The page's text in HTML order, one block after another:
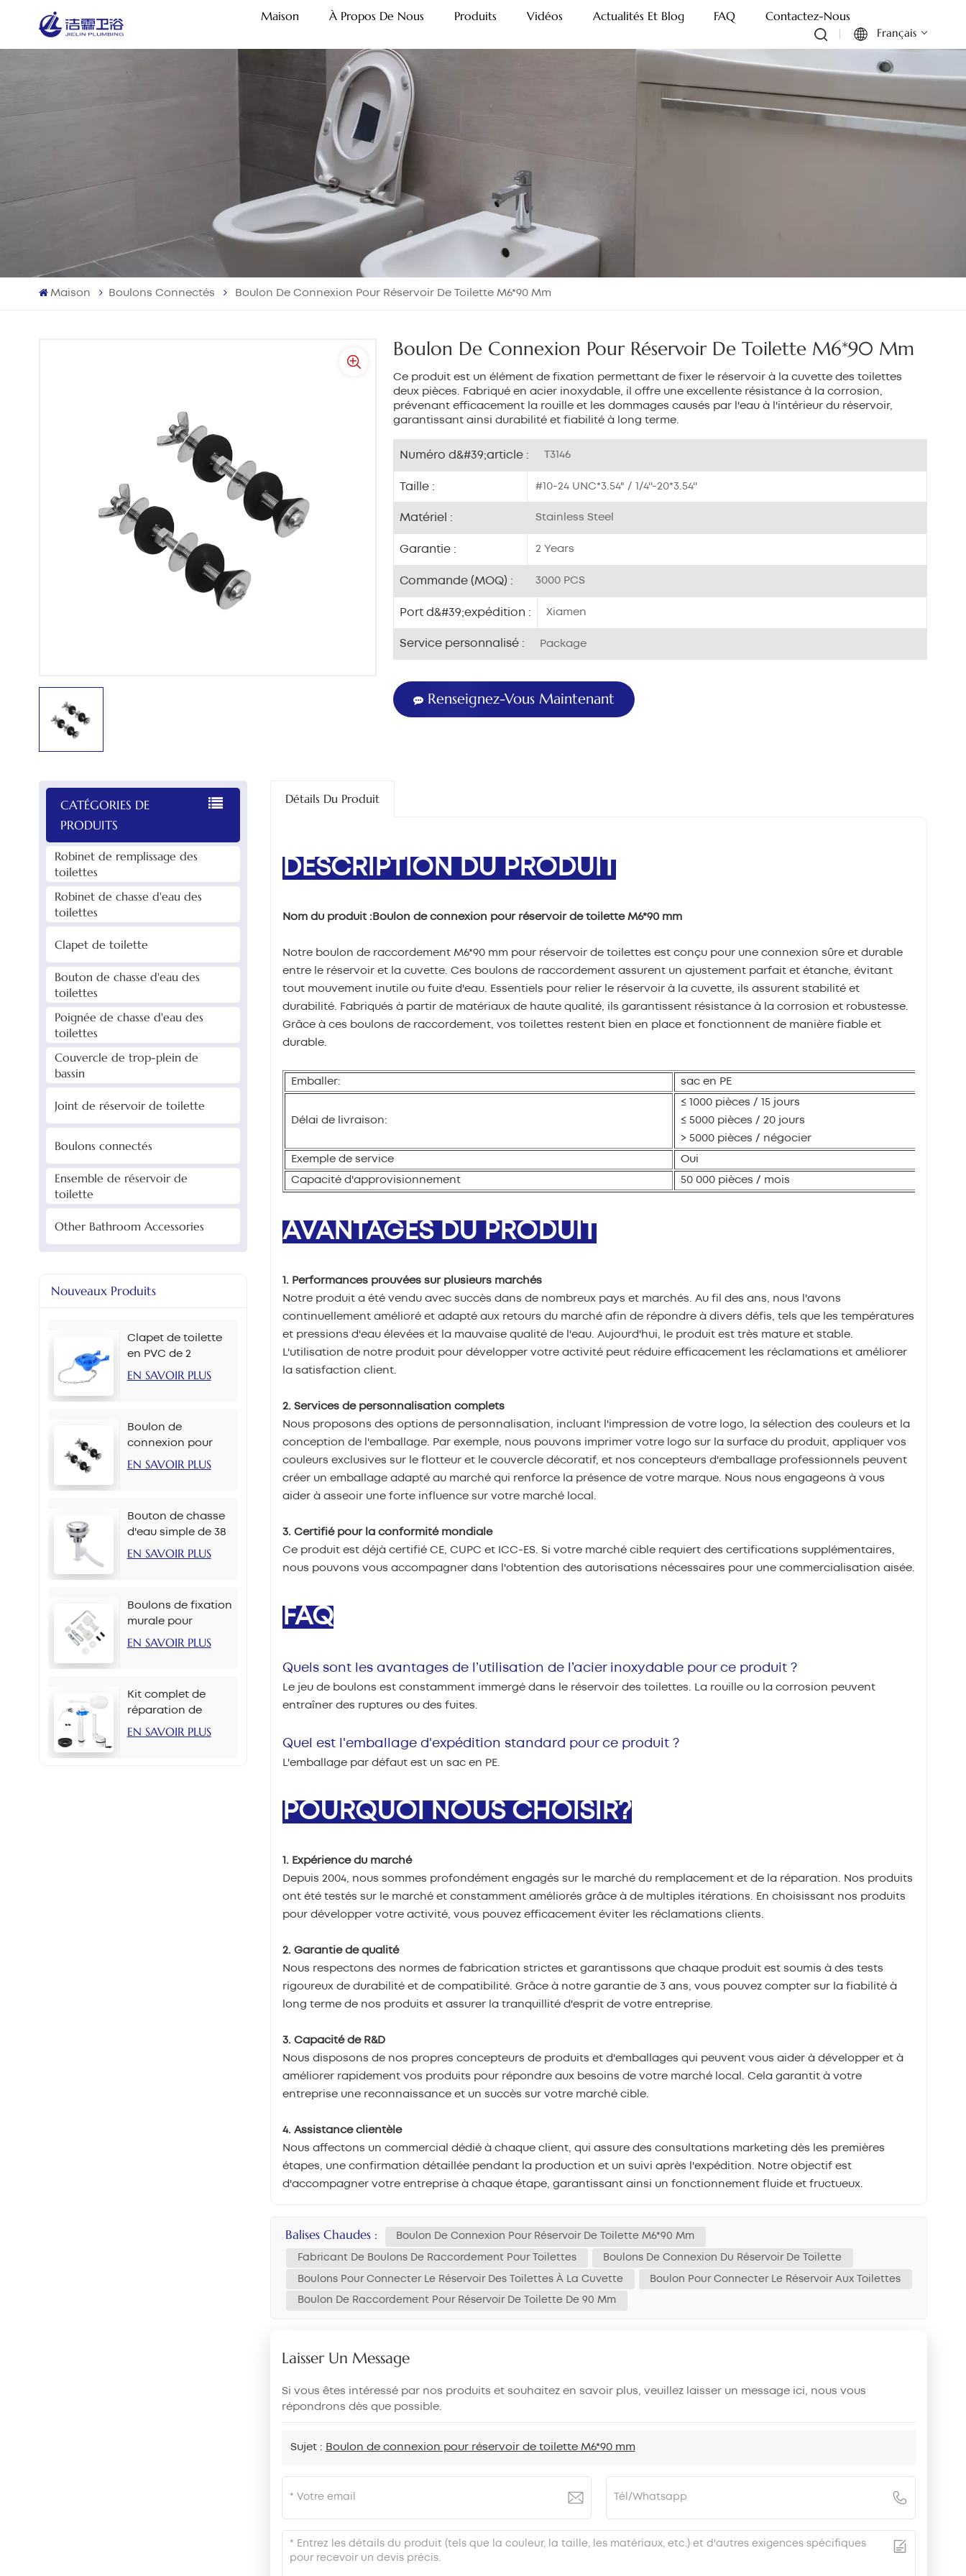
Maison À Propos De Nous Produits Vidéos Actualités Et Blog FAQ Contactez-Nous
Français
Français
هَوُسَ
Maison Boulons Connectés Boulon De Connexion Pour Réservoir De Toilette M6*90 Mm
Boulon De Connexion Pour Réservoir De Toilette M6*90 Mm
Ce produit est un élément de fixation permettant de fixer le réservoir à la cuvette des toilettes
deux pièces. Fabriqué en acier inoxydable, il offre une excellente résistance à la corrosion,
prévenant efficacement la rouille et les dommages causés par l'eau à l'intérieur du réservoir,
garantissant ainsi durabilité et fiabilité à long terme.
Numéro d&#39;article : T3146
Taille : #10-24 UNC*3.54" / 1/4''-20*3.54''
Matériel : Stainless Steel
Garantie : 2 Years
Commande (MOQ) : 3000 PCS
Port d&#39;expédition : Xiamen
Service personnalisé : Package
Renseignez-Vous Maintenant
CATÉGORIES DE
PRODUITS
Robinet de remplissage des
toilettes
Robinet de chasse d'eau des
toilettes
Clapet de toilette
Bouton de chasse d'eau des
toilettes
Poignée de chasse d'eau des
toilettes
Couvercle de trop-plein de
bassin
Joint de réservoir de toilette
Boulons connectés
Ensemble de réservoir de
toilette
Other Bathroom Accessories
Nouveaux Produits
Clapet de toilette
en PVC de 2
pouces, plusieurs
EN SAVOIR PLUS
Boulon de
connexion pour
réservoir de toilette
EN SAVOIR PLUS
Bouton de chasse
d'eau simple de 38
mm pour chaîne
EN SAVOIR PLUS
Boulons de fixation
murale pour
toilettes M12 x 70
EN SAVOIR PLUS
Kit complet de
réparation de
réservoir de toilette
EN SAVOIR PLUS
Détails Du Produit
DESCRIPTION DU PRODUIT
Nom du produit :Boulon de connexion pour réservoir de toilette M6*90 mm
Notre boulon de raccordement M6*90 mm pour réservoir de toilettes est conçu pour une connexion sûre et durable
entre le réservoir et la cuvette. Ces boulons de raccordement assurent un ajustement parfait et étanche, évitant
tout mouvement inutile ou fuite d'eau. Essentiels pour relier le réservoir à la cuvette, ils assurent stabilité et
durabilité. Fabriqués à partir de matériaux de haute qualité, ils garantissent résistance à la corrosion et robustesse.
Grâce à ces boulons de raccordement, vos toilettes restent bien en place et fonctionnent de manière fiable et
durable.
Emballer: sac en PE
Délai de livraison:
≤ 1000 pièces / 15 jours
≤ 5000 pièces / 20 jours
> 5000 pièces / négocier
Exemple de service Oui
Capacité d'approvisionnement 50 000 pièces / mois
AVANTAGES DU PRODUIT
1. Performances prouvées sur plusieurs marchés
Notre produit a été vendu avec succès dans de nombreux pays et marchés. Au fil des ans, nous l'avons
continuellement amélioré et adapté aux retours du marché afin de répondre à divers défis, tels que les températures
et pressions d'eau élevées et la mauvaise qualité de l'eau. Aujourd'hui, le produit est très mature et stable.
L'utilisation de notre produit pour développer votre activité peut réduire efficacement les réclamations et améliorer
la satisfaction client.
2. Services de personnalisation complets
Nous proposons des options de personnalisation, incluant l'impression de votre logo, la sélection des couleurs et la
conception de l'emballage. Par exemple, nous pouvons imprimer votre logo sur la surface du produit, appliquer vos
couleurs exclusives sur le flotteur et le couvercle décoratif, et nos concepteurs d'emballage professionnels peuvent
créer un emballage adapté au marché qui renforce la présence de votre marque. Nous nous engageons à vous
aider à asseoir une forte influence sur votre marché local.
3. Certifié pour la conformité mondiale
Ce produit est déjà certifié CE, CUPC et ICC-ES. Si votre marché cible requiert des certifications supplémentaires,
nous pouvons vous accompagner dans l'obtention des autorisations nécessaires pour une commercialisation aisée.
FAQ
Quels sont les avantages de l’utilisation de l’acier inoxydable pour ce produit ?
Le jeu de boulons est constamment immergé dans le réservoir des toilettes. La rouille ou la corrosion peuvent
entraîner des ruptures ou des fuites.
Quel est l'emballage d'expédition standard pour ce produit ?
L'emballage par défaut est un sac en PE.
POURQUOI NOUS CHOISIR?
1. Expérience du marché
Depuis 2004, nous sommes profondément engagés sur le marché du remplacement et de la réparation. Nos produits
ont été testés sur le marché et constamment améliorés grâce à de multiples itérations. En choisissant nos produits
pour développer votre activité, vous pouvez efficacement éviter les réclamations clients.
2. Garantie de qualité
Nous respectons des normes de fabrication strictes et garantissons que chaque produit est soumis à des tests
rigoureux de durabilité et de compatibilité. Grâce à notre garantie de 3 ans, vous pouvez compter sur la fiabilité à
long terme de nos produits et assurer la tranquillité d'esprit de votre entreprise.
3. Capacité de R&D
Nous disposons de nos propres concepteurs de produits et d'emballages qui peuvent vous aider à développer et à
améliorer rapidement vos produits pour répondre aux besoins de votre marché local. Cela garantit à votre
entreprise une reconnaissance et un succès sur votre marché cible.
4. Assistance clientèle
Nous affectons un commercial dédié à chaque client, qui assure des consultations marketing dès les premières
étapes, une confirmation détaillée pendant la production et un suivi après l'expédition. Notre objectif est
d'accompagner votre entreprise à chaque étape, garantissant ainsi un fonctionnement fluide et fructueux.
Balises Chaudes : Boulon De Connexion Pour Réservoir De Toilette M6*90 Mm
Fabricant De Boulons De Raccordement Pour Toilettes Boulons De Connexion Du Réservoir De Toilette
Boulons Pour Connecter Le Réservoir Des Toilettes À La Cuvette Boulon Pour Connecter Le Réservoir Aux Toilettes
Boulon De Raccordement Pour Réservoir De Toilette De 90 Mm
Laisser Un Message
Si vous êtes intéressé par nos produits et souhaitez en savoir plus, veuillez laisser un message ici, nous vous
répondrons dès que possible.
Sujet : Boulon de connexion pour réservoir de toilette M6*90 mm